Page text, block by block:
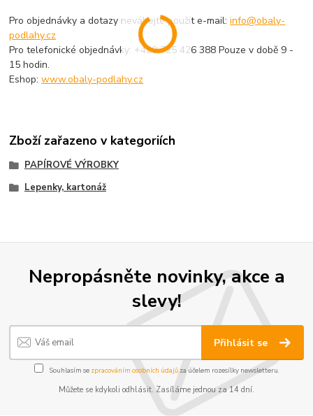
Pro objednávky a dotazy neváhejte použít e-mail:info@obaly-
podlahy.cz
Pro telefonické objednávky: +420 725 426 388 Pouze v době 9 -
15 hodin.
Eshop:www.obaly-podlahy.cz
Zboží zařazeno v kategoriích
PAPÍROVÉ VÝROBKY
Lepenky, kartonáž
Nepropásněte novinky, akce a
slevy!
Přihlásit se
Souhlasím se zpracováním osobních údajůza účelem rozesílky newsletteru.
Můžete se kdykoli odhlásit. Zasíláme jednou za 14 dní.